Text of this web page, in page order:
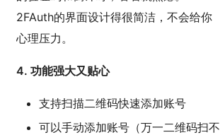
2FAuth的界面设计得很简洁，不会给你
心理压力。
4. 功能强大又贴心
支持扫描二维码快速添加账号
可以手动添加账号（万一二维码扫不